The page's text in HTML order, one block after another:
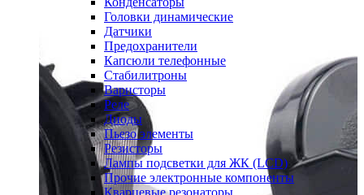
Головки динамические
Датчики
Предохранители
Капсюли телефонные
Стабилитроны
Варисторы
Реле
Диоды
Пьезо элементы
Резисторы
Лампы подсветки для ЖК (LCD)
Прочие электронные компоненты
Кварцевые резонаторы